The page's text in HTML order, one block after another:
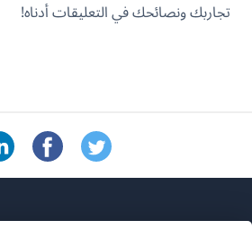
تجاربك ونصائحك في التعليقات أدناه!